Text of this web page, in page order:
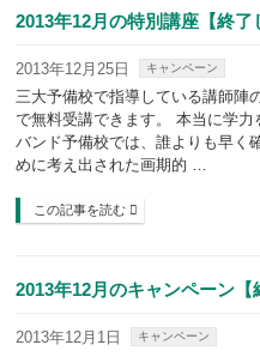
2013年12月の特別講座【終了
2013年12月25日 キャンペーン
三大予備校で指導している講師陣
で無料受講できます。 本当に学
バンド予備校では、誰よりも早く
めに考え出された画期的 …
この記事を読む
2013年12月のキャンペーン【
2013年12月1日 キャンペーン